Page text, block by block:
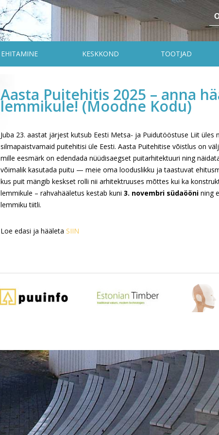
EHITAMINE KESKKOND TOOTJAD
Aasta Puitehitis 2025 – anna
lemmikule! (Moodne Kodu)
Juba 23. aastat järjest kutsub Eesti Metsa- ja Puidutööstuse Liit üles
silmapaistvamaid puitehitisi üle Eesti. Aasta Puitehitise võistlus on
mille eesmärk on edendada nüüdisaegset puitarhitektuuri ning
võimalik kasutada puitu — meie oma looduslikku ja taastuvat
kus puit mängib keskset rolli nii arhitektruuses mõttes kui ka
lemmikule – rahvahääletus kestab kuni 3. novembri südaööni ning
lemmiku tiitli.
Loe edasi ja hääleta SIIN